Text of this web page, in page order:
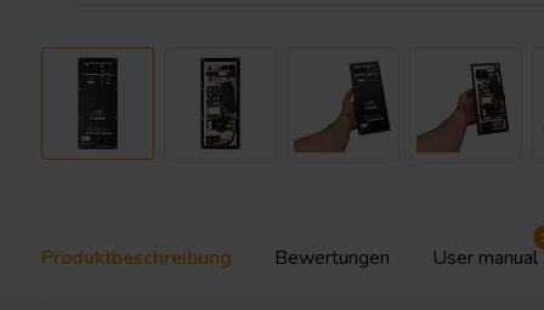
Produktbeschreibung Bewertungen User manual